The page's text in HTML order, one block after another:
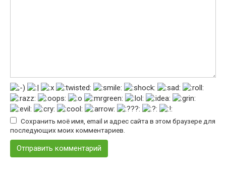
Сохранить моё имя, email и адрес сайта в этом браузере для
последующих моих комментариев.